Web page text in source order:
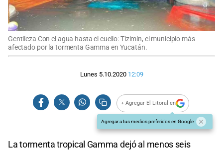
Gentileza Con el agua hasta el cuello: Tizimín, el municipio más
afectado por la tormenta Gamma en Yucatán.
Lunes 5.10.2020 12:09
+ Agregar El Litoral en
Agregar a tus medios preferidos en Google
La tormenta tropical Gamma dejó al menos seis